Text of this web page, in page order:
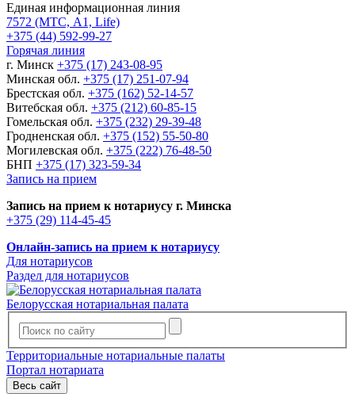
Единая информационная линия
7572 (МТС, A1, Life)
+375 (44) 592-99-27
Горячая линия
г. Минск +375 (17) 243-08-95
Минская обл. +375 (17) 251-07-94
Брестская обл. +375 (162) 52-14-57
Витебская обл. +375 (212) 60-85-15
Гомельская обл. +375 (232) 29-39-48
Гродненская обл. +375 (152) 55-50-80
Могилевская обл. +375 (222) 76-48-50
БНП +375 (17) 323-59-34
Запись на прием
Запись на прием к нотариусу г. Минска
+375 (29) 114-45-45
Онлайн-запись на прием к нотариусу
Для нотариусов
Раздел для нотариусов
Белорусская нотариальная палата
Территориальные нотариальные палаты
Портал нотариата
Весь сайт